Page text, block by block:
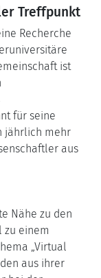
Treffpunkt
Recherche
ist
für seine
jährlich mehr
aus
Nähe zu den
zu einem
„Virtual
aus ihrer